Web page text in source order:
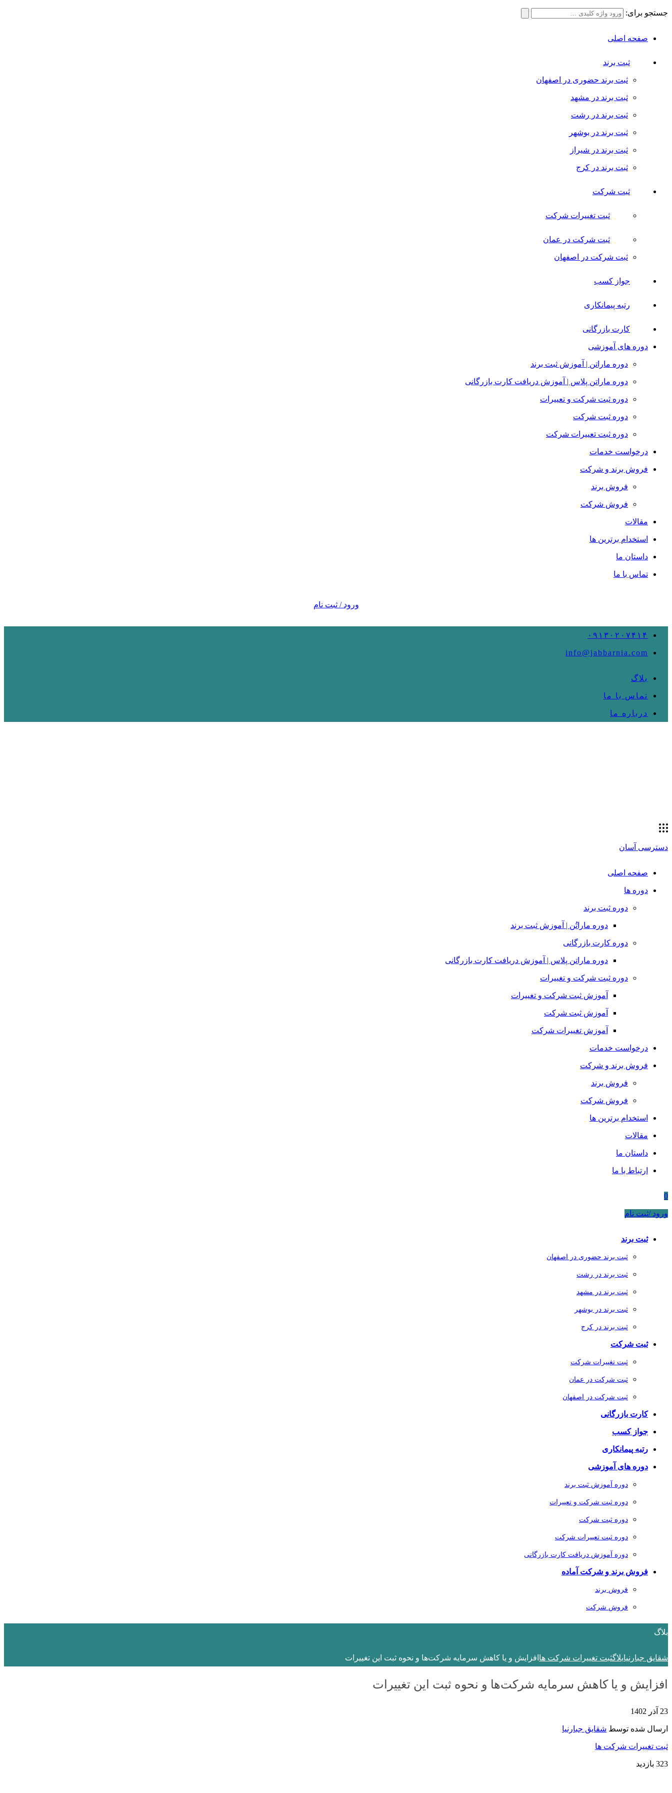
جستجو برای:
صفحه اصلی
ثبت برند
ثبت برند حضوری در اصفهان
ثبت برند در مشهد
ثبت برند در رشت
ثبت برند در بوشهر
ثبت برند در شیراز
ثبت برند در کرج
ثبت شرکت
ثبت تغییرات شرکت
ثبت شرکت در عمان
ثبت شرکت در اصفهان
جواز کسب
رتبه پیمانکاری
کارت بازرگانی
دوره های آموزشی
دوره ماراتن | آموزش ثبت برند
دوره ماراتن پلاس | آموزش دریافت کارت بازرگانی
دوره ثبت شرکت و تعییرات
دوره ثبت شرکت
دوره ثبت تعییرات شرکت
درخواست خدمات
فروش برند و شرکت
فروش برند
فروش شرکت
مقالات
استخدام برترین ها
داستان ما
تماس با ما
ورود / ثبت نام
۰۹۱۳۰۲۰۷۴۱۴
info@jabbarnia.com
بلاگ
تماس با ما
درباره ما
دسترسی آسان
صفحه اصلی
دوره ها
دوره ثبت برند
دوره ماراتُن | آموزش ثبت برند
دوره کارت بازرگانی
دوره ماراتن پلاس | آموزش دریافت کارت بازرگانی
دوره ثبت شرکت و تغییرات
آموزش ثبت شرکت و تغییرات
آموزش ثبت شرکت
آموزش تغییرات شرکت
درخواست خدمات
فروش برند و شرکت
فروش برند
فروش شرکت
استخدام برترین ها
مقالات
داستان ما
ارتباط با ما
0
ورود /ثبت نام
ثبت برند
ثبت برند حضوری در اصفهان
ثبت برند در رشت
ثبت برند در مشهد
ثبت برند در بوشهر
ثبت برند در کرج
ثبت شرکت
ثبت تغییرات شرکت
ثبت شرکت در عمان
ثبت شرکت در اصفهان
کارت بازرگانی
جواز کسب
رتبه پیمانکاری
دوره های آموزشی
دوره آموزش ثبت برند
دوره ثبت شرکت و تعییرات
دوره ثبت شرکت
دوره ثبت تعییرات شرکت
دوره آموزش دریافت کارت بازرگانی
فروش برند و شرکت آماده
فروش برند
فروش شرکت
بلاگ
شقایق جبارنیابلاگثبت تغییرات شرکت ها افزایش و یا کاهش سرمایه شرکت‌ها و نحوه ثبت این تغییرات
افزایش و یا کاهش سرمایه شرکت‌ها و نحوه ثبت این تغییرات
23 آذر 1402
ارسال شده توسط شقایق جبارنیا
ثبت تغییرات شرکت ها
323 بازدید